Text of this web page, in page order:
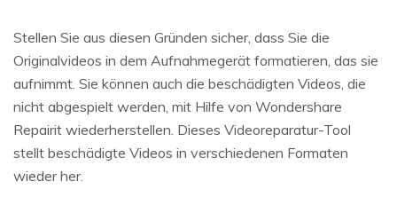
Stellen Sie aus diesen Gründen sicher, dass Sie die
Originalvideos in dem Aufnahmegerät formatieren, das sie
aufnimmt. Sie können auch die beschädigten Videos, die
nicht abgespielt werden, mit Hilfe von Wondershare
Repairit wiederherstellen. Dieses Videoreparatur-Tool
stellt beschädigte Videos in verschiedenen Formaten
wieder her.